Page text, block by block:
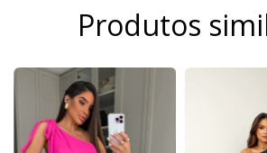
Produtos